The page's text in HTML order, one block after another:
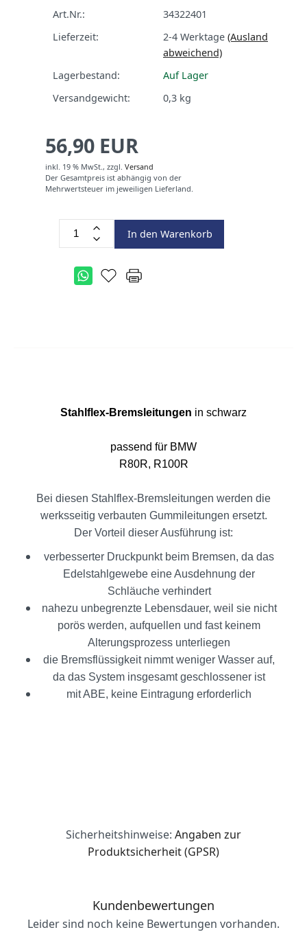
Art.Nr.:
34322401
Lieferzeit:
2-4 Werktage (Ausland
abweichend)
Lagerbestand:
Auf Lager
Versandgewicht:
0,3 kg
56,90 EUR
inkl. 19 % MwSt., zzgl. Versand
Der Gesamtpreis ist abhängig von der
Mehrwertsteuer im jeweiligen Lieferland.
In den Warenkorb
Stahlflex-Bremsleitungen in schwarz
passend für BMW
R80R, R100R
Bei diesen Stahlflex-Bremsleitungen werden die
werksseitig verbauten Gummileitungen ersetzt.
Der Vorteil dieser Ausführung ist:
verbesserter Druckpunkt beim Bremsen, da das
Edelstahlgewebe eine Ausdehnung der
Schläuche verhindert
nahezu unbegrenzte Lebensdauer, weil sie nicht
porös werden, aufquellen und fast keinem
Alterungsprozess unterliegen
die Bremsflüssigkeit nimmt weniger Wasser auf,
da das System insgesamt geschlossener ist
mit ABE, keine Eintragung erforderlich
Sicherheitshinweise: Angaben zur
Produktsicherheit (GPSR)
Kundenbewertungen
Leider sind noch keine Bewertungen vorhanden.